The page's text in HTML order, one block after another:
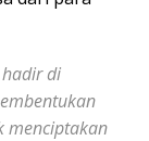
di
menciptakan